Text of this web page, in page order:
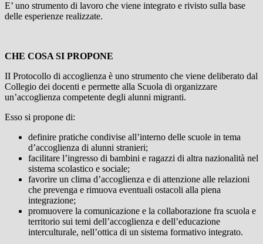
E’ uno strumento di lavoro che viene integrato e rivisto sulla base
delle esperienze realizzate.
CHE COSA SI PROPONE
II Protocollo di accoglienza è uno strumento che viene deliberato dal
Collegio dei docenti e permette alla Scuola di organizzare
un’accoglienza competente degli alunni migranti.
Esso si propone di:
definire pratiche condivise all’interno delle scuole in tema
d’accoglienza di alunni stranieri;
facilitare l’ingresso di bambini e ragazzi di altra nazionalità nel
sistema scolastico e sociale;
favorire un clima d’accoglienza e di attenzione alle relazioni
che prevenga e rimuova eventuali ostacoli alla piena
integrazione;
promuovere la comunicazione e la collaborazione fra scuola e
territorio sui temi dell’accoglienza e dell’educazione
interculturale, nell’ottica di un sistema formativo integrato.